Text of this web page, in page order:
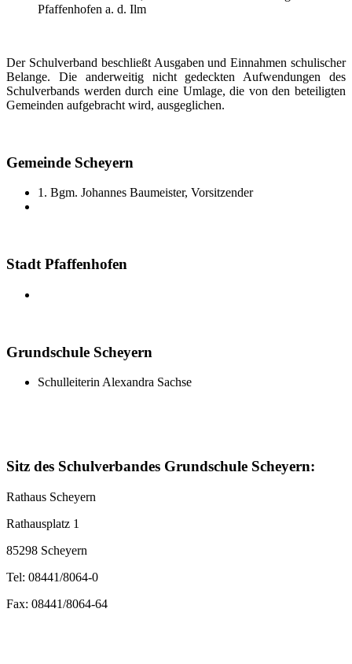
Pfaffenhofen a. d. Ilm
Der Schulverband beschließt Ausgaben und Einnahmen schulischer
Belange. Die anderweitig nicht gedeckten Aufwendungen des
Schulverbands werden durch eine Umlage, die von den beteiligten
Gemeinden aufgebracht wird, ausgeglichen.
Gemeinde Scheyern
1. Bgm. Johannes Baumeister, Vorsitzender
Stadt Pfaffenhofen
Grundschule Scheyern
Schulleiterin Alexandra Sachse
Sitz des Schulverbandes Grundschule Scheyern:
Rathaus Scheyern
Rathausplatz 1
85298 Scheyern
Tel: 08441/8064-0
Fax: 08441/8064-64